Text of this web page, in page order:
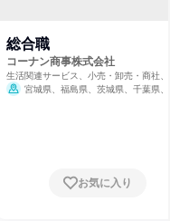
総合職
コーナン商事株式会社
生活関連サービス、小売・卸売・商社
消費財・文具メーカー
宮城県、福島県、茨城県、千葉県
お気に入り